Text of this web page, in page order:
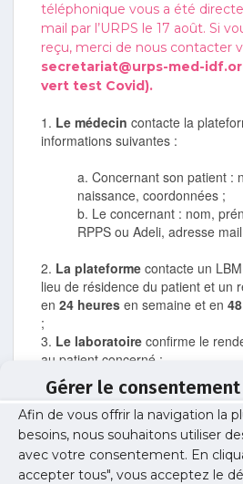
Gérer le
Afin de vous offrir la navigation la
besoins, nous souhaitons utiliser
avec votre consentement. En
accepter tous", vous acceptez le
téléphonique vous a été
mail par l’URPS le 17 août. Si
reçu, merci de nous contacter
secretariat@urps-med-
vert test Covid).
1. Le médecin contacte la
informations suivantes :
a. Concernant son patient :
naissance, coordonnées ;
b. Le concernant : nom,
RPPS ou Adeli, adresse
2. La plateforme contacte un
lieu de résidence du patient et un
en24 heures en semaine et en
;
3. Le laboratoire confirme le
au patient concerné ;
4.Le laboratoire
transmet au
dépistage.
>Conditions
la plateforme